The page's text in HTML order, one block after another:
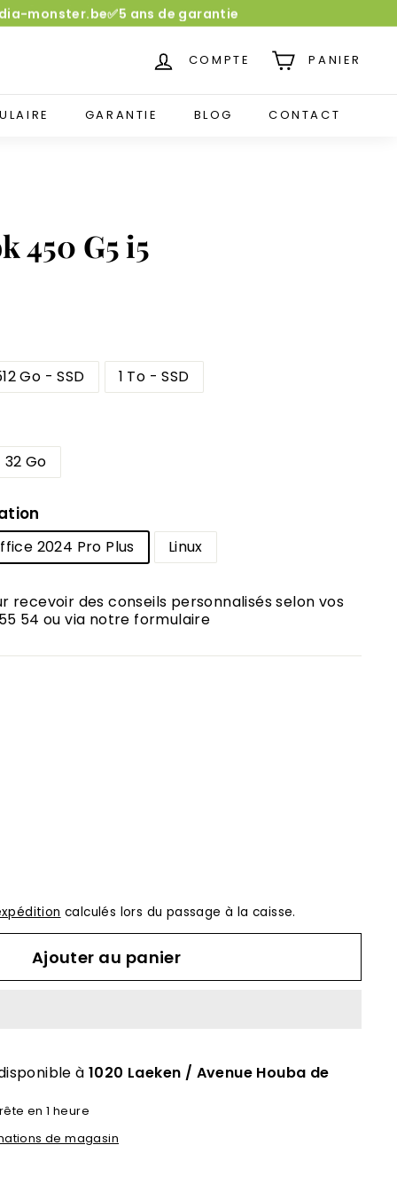
monster.be✅5 ans de garantie
COMPTE PANIER
GARANTIE BLOG CONTACT
450 G5 i5
Go - SSD 1 To - SSD
32 Go
2024 Pro Plus Linux
recevoir des conseils personnalisés selon vos
54 ou via notre formulaire
calculés lors du passage à la caisse.
Ajouter au panier
à1020 Laeken / Avenue Houba de
en 1 heure
de magasin